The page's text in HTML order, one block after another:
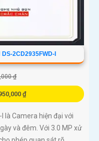
2CD2935FWD-I
₫
₫
là Camera hiện đại với
và đêm. Với 3.0 MP xử